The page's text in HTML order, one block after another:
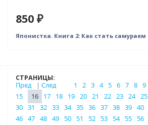
850 ₽
Японистка. Книга 2: Как стать самураем
СТРАНИЦЫ:
Пред
| След 1 2 3 4 5 6 7 8 9
15
16 17 18 19 20 21 22 23 24 25
30 31 32 33 34 35 36 37 38 39 40
46 47 48 49 50 51 52 53 54 55 56